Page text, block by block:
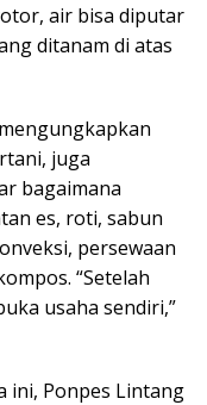
air bisa diputar
ditanam di atas
juga
bagaimana
es, roti, sabun
persewaan
“Setelah
usaha sendiri,”
ini, Ponpes Lintang